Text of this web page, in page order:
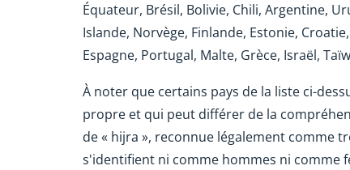
Équateur, Brésil, Bolivie, Chili, Argentine,
Islande, Norvège, Finlande, Estonie,
Espagne, Portugal, Malte, Grèce, Israël,
À noter que certains pays de la liste ci-
propre et qui peut différer de la
de « hijra », reconnue légalement comme
s'identifient ni comme hommes ni comme